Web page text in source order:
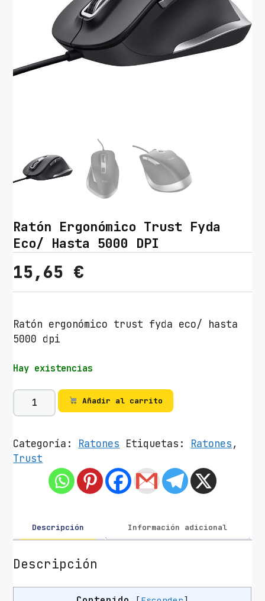
Ratón Ergonómico Trust Fyda
Eco/ Hasta 5000 DPI
15,65 €
Ratón ergonómico trust fyda eco/ hasta
5000 dpi
Hay existencias
R
a
ó
n
ó
m
c
Añadir al carrito
Categoría: Ratones Etiquetas: Ratones,
Trust
Descripción Información adicional
Descripción